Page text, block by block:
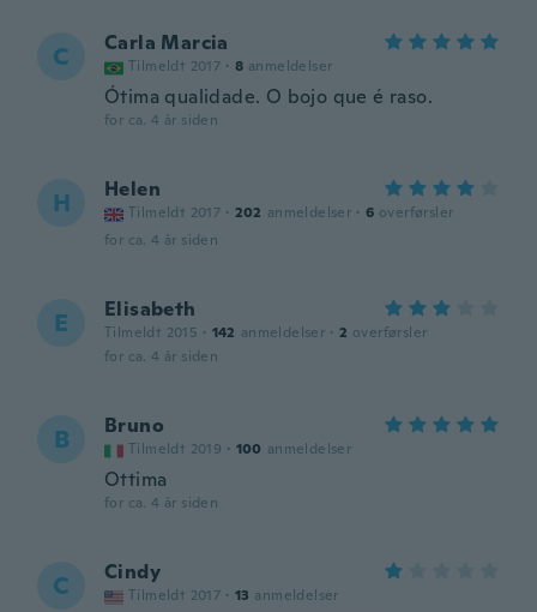
C Carla Marcia
Tilmeldt 2017 · 8 anmeldelser
Ótima qualidade. O bojo que é raso.
for ca. 4 år siden
H Helen
Tilmeldt 2017 · 202 anmeldelser · 6 overførsler
for ca. 4 år siden
E Elisabeth
Tilmeldt 2015 · 142 anmeldelser · 2 overførsler
for ca. 4 år siden
B Bruno
Tilmeldt 2019 · 100 anmeldelser
Ottima
for ca. 4 år siden
C Cindy
Tilmeldt 2017 · 13 anmeldelser